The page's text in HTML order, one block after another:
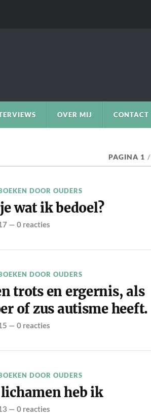
OVER MIJ CONTACT
PAGINA 1 /
DOOR OUDERS
wat ik bedoel?
— 0 reacties
DOOR OUDERS
trots en ergernis, als
of zus autisme heeft.
— 0 reacties
DOOR OUDERS
heb ik
— 0 reacties